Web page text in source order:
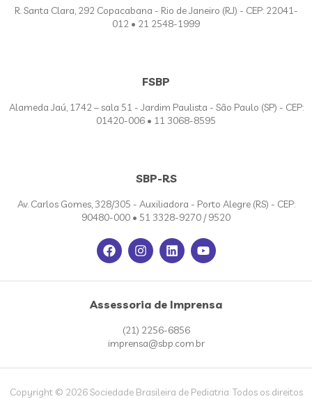
R. Santa Clara, 292 Copacabana - Rio de Janeiro (RJ) - CEP: 22041-
012 • 21 2548-1999
FSBP
Alameda Jaú, 1742 – sala 51 - Jardim Paulista - São Paulo (SP) - CEP:
01420-006 • 11 3068-8595
SBP-RS
Av. Carlos Gomes, 328/305 - Auxiliadora - Porto Alegre (RS) - CEP:
90480-000 • 51 3328-9270 / 9520
Assessoria de Imprensa
(21) 2256-6856
imprensa@sbp.com.br
Copyright © 2026 Sociedade Brasileira de Pediatria. Todos os direitos